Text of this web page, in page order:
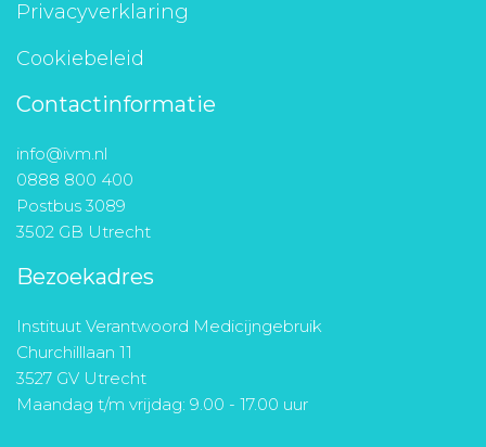
Privacyverklaring
Cookiebeleid
Contactinformatie
info@ivm.nl
0888 800 400
Postbus 3089
3502 GB Utrecht
Bezoekadres
Instituut Verantwoord Medicijngebruik
Churchilllaan 11
3527 GV Utrecht
Maandag t/m vrijdag: 9.00 - 17.00 uur